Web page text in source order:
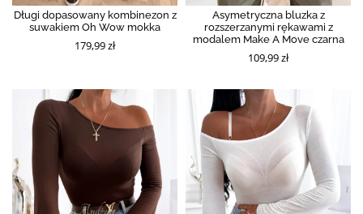
Długi dopasowany kombinezon z
suwakiem Oh Wow mokka
179,99 zł
Asymetryczna bluzka z
rozszerzanymi rękawami z
modalem Make A Move czarna
109,99 zł